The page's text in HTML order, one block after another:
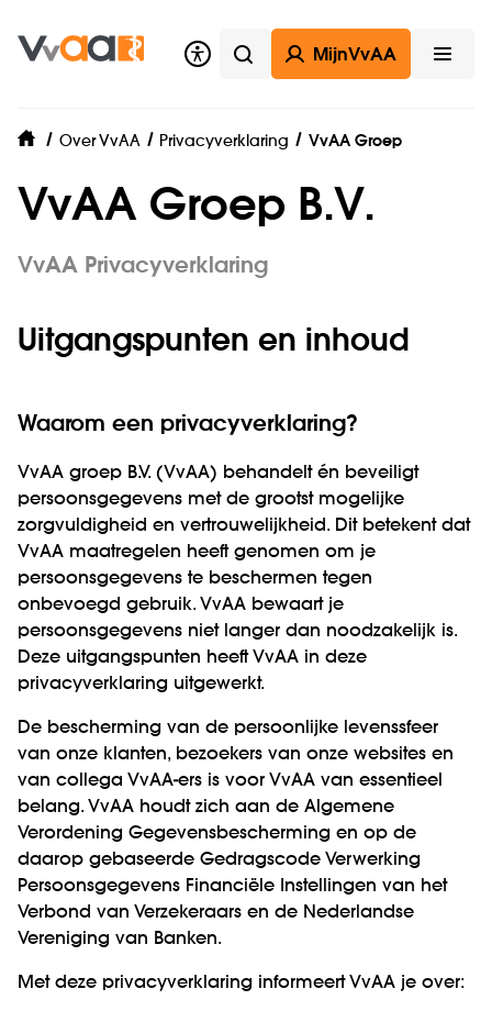
Zoeken
MijnVvAA
home
Over VvAA Privacyverklaring VvAA Groep
VvAA Groep B.V.
VvAA Privacyverklaring
Uitgangspunten en inhoud
Waarom een privacyverklaring?
VvAA groep B.V. (VvAA) behandelt én beveiligt
persoonsgegevens met de grootst mogelijke
zorgvuldigheid en vertrouwelijkheid. Dit betekent dat
VvAA maatregelen heeft genomen om je
persoonsgegevens te beschermen tegen
onbevoegd gebruik. VvAA bewaart je
persoonsgegevens niet langer dan noodzakelijk is.
Deze uitgangspunten heeft VvAA in deze
privacyverklaring uitgewerkt.
De bescherming van de persoonlijke levenssfeer
van onze klanten, bezoekers van onze websites en
van collega VvAA-ers is voor VvAA van essentieel
belang. VvAA houdt zich aan de Algemene
Verordening Gegevensbescherming en op de
daarop gebaseerde Gedragscode Verwerking
Persoonsgegevens Financiële Instellingen van het
Verbond van Verzekeraars en de Nederlandse
Vereniging van Banken.
Met deze privacyverklaring informeert VvAA je over: